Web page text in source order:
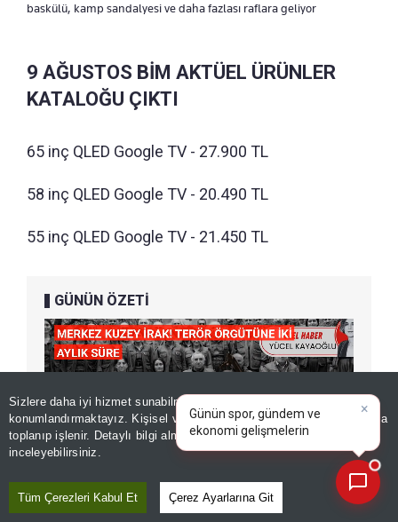
Sizlere daha iyi hizmet sunabilmek adına sitemizde
konumlandırmaktayız. Kişisel verileriniz, KVKK ve GDPR kapsamında
toplanıp işlenir. Detaylı bilgi almak içinAydınlatma Metnimizi
inceleyebilirsiniz.
Tüm Çerezleri Kabul Et Çerez Ayarlarına Git
baskülü, kamp sandalyesi ve daha fazlası raflara geliyor
9 AĞUSTOS BİM AKTÜEL ÜRÜNLER
KATALOĞU ÇIKTI
65 inç QLED Google TV - 27.900 TL
58 inç QLED Google TV - 20.490 TL
55 inç QLED Google TV - 21.450 TL
GÜNÜN ÖZETİ
×
Günün spor, gündem ve
ekonomi gelişmelerini analiz
edin!|